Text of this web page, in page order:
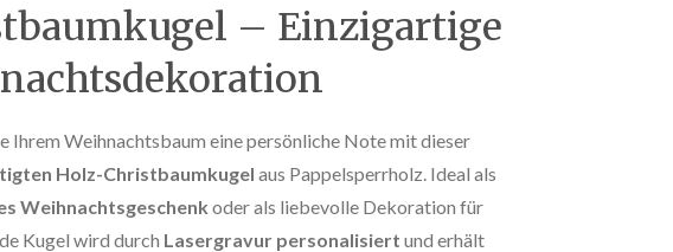
– Einzigartige
Ihrem Weihnachtsbaum eine persönliche Note mit dieser
Holz-Christbaumkugel aus Pappelsperrholz. Ideal als
Weihnachtsgeschenk oder als liebevolle Dekoration für
Kugel wird durch Lasergravur personalisiert und erhält